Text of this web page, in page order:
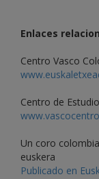
Enlaces
Centro Vasco
Centro de
Un coro
euskera
Publicado en